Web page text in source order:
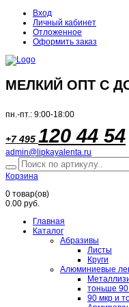
Вход
Личный кабинет
Отложенное
Оформить заказ
МЕЛКИЙ ОПТ С
пн.-пт.: 9:00-18:00
+7 495 120 44 54
admin@lipkayalenta.ru
Корзина
0 товар(ов)
0.00 руб.
Главная
Каталог
Абразивы
Листы
Круги
Алюминиевые
тоньше
90 мкр и